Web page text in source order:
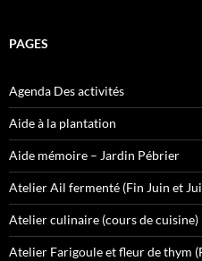
PAGES
Agenda Des activités
Aide à la plantation
Aide mémoire – Jardin Pébrier
Atelier Ail fermenté (Fin Juin et
Atelier culinaire (cours de cuisine)
Atelier Farigoule et fleur de thym